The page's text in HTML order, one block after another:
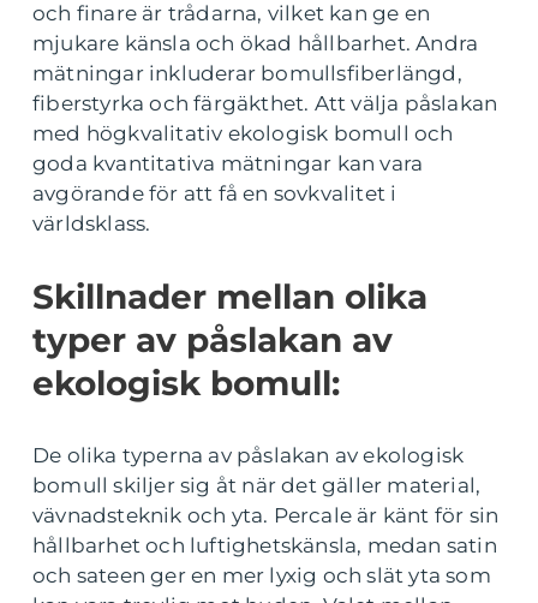
och finare är trådarna, vilket kan ge en
mjukare känsla och ökad hållbarhet. Andra
mätningar inkluderar bomullsfiberlängd,
fiberstyrka och färgäkthet. Att välja påslakan
med högkvalitativ ekologisk bomull och
goda kvantitativa mätningar kan vara
avgörande för att få en sovkvalitet i
världsklass.
Skillnader mellan olika
typer av påslakan av
ekologisk bomull:
De olika typerna av påslakan av ekologisk
bomull skiljer sig åt när det gäller material,
vävnadsteknik och yta. Percale är känt för sin
hållbarhet och luftighetskänsla, medan satin
och sateen ger en mer lyxig och slät yta som